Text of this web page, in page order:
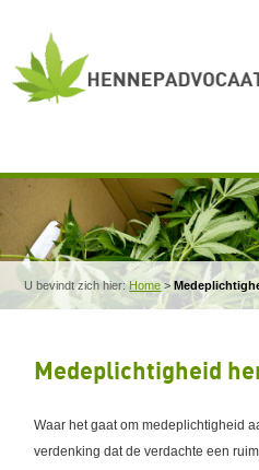
U bevindt zich hier:Home>
Medeplichtigheid
Waar het gaat om medeplichtigheid
verdenking dat de verdachte een